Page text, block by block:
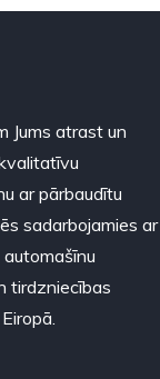
Jums atrast un
ar pārbaudītu
sadarbojamies ar
tirdzniecības